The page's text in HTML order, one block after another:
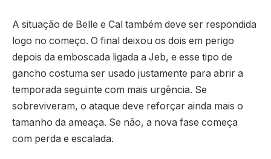
A situação de Belle e Cal também deve ser respondida
logo no começo. O final deixou os dois em perigo
depois da emboscada ligada a Jeb, e esse tipo de
gancho costuma ser usado justamente para abrir a
temporada seguinte com mais urgência. Se
sobreviveram, o ataque deve reforçar ainda mais o
tamanho da ameaça. Se não, a nova fase começa
com perda e escalada.